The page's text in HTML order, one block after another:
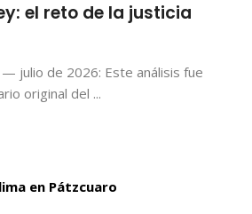
el reto de la justicia
julio de 2026: Este análisis fue
original del ...
en Pátzcuaro